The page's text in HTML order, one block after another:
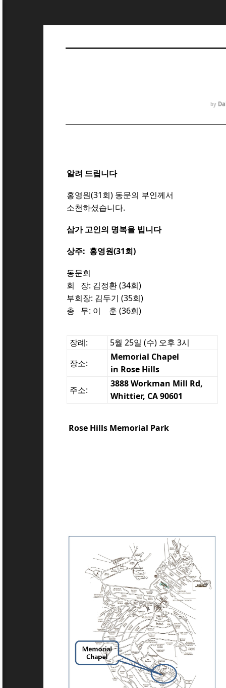
by
알려 드립니다
홍영원(31회) 동문의 부인께서
소천하셨습니다.
삼가 고인의 명복을 빕니다
상주: 홍영원(31회)
동문회
회 장: 김정환 (34회)
부회장: 김두기 (35회)
총 무: 이 훈 (36회)
장례:
5월 25일 (수) 오후 3시
장소:
Memorial Chapel
in Rose Hills
주소:
3888 Workman Mill Rd,
Whittier, CA 90601
Rose Hills Memorial Park